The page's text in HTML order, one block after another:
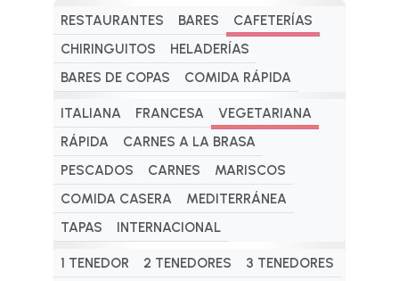
RESTAURANTES BARES
CAFETERÍAS
CHIRINGUITOS
HELADERÍAS
BARES DE COPAS
COMIDA RÁPIDA
ITALIANA FRANCESA
VEGETARIANA
RÁPIDA
CARNES A LA BRASA
PESCADOS
CARNES
MARISCOS
COMIDA CASERA
MEDITERRÁNEA
TAPAS
INTERNACIONAL
1 TENEDOR 2 TENEDORES
3 TENEDORES